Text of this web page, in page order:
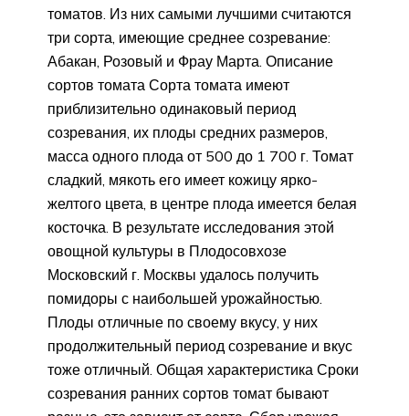
томатов. Из них самыми лучшими считаются
три сорта, имеющие среднее созревание:
Абакан, Розовый и Фрау Марта. Описание
сортов томата Сорта томата имеют
приблизительно одинаковый период
созревания, их плоды средних размеров,
масса одного плода от 500 до 1 700 г. Томат
сладкий, мякоть его имеет кожицу ярко-
желтого цвета, в центре плода имеется белая
косточка. В результате исследования этой
овощной культуры в Плодосовхозе
Московский г. Москвы удалось получить
помидоры с наибольшей урожайностью.
Плоды отличные по своему вкусу, у них
продолжительный период созревание и вкус
тоже отличный. Общая характеристика Сроки
созревания ранних сортов томат бывают